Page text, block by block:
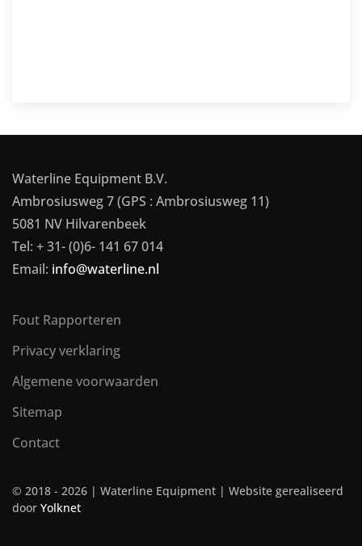
Waterline Equipment B.V.
Ambrosiusweg 7 (GPS : Ambrosiusweg 11)
5081 NV Hilvarenbeek
Tel: + 31- (0)6- 141 67 014
Email: info@waterline.nl
Fout Rapporteren
Privacy verklaring
Algemene voorwaarden
Sitemap
Contact
© 2018 - 2026 | Waterline Equipment | Website gerealiseerd
door Yolknet